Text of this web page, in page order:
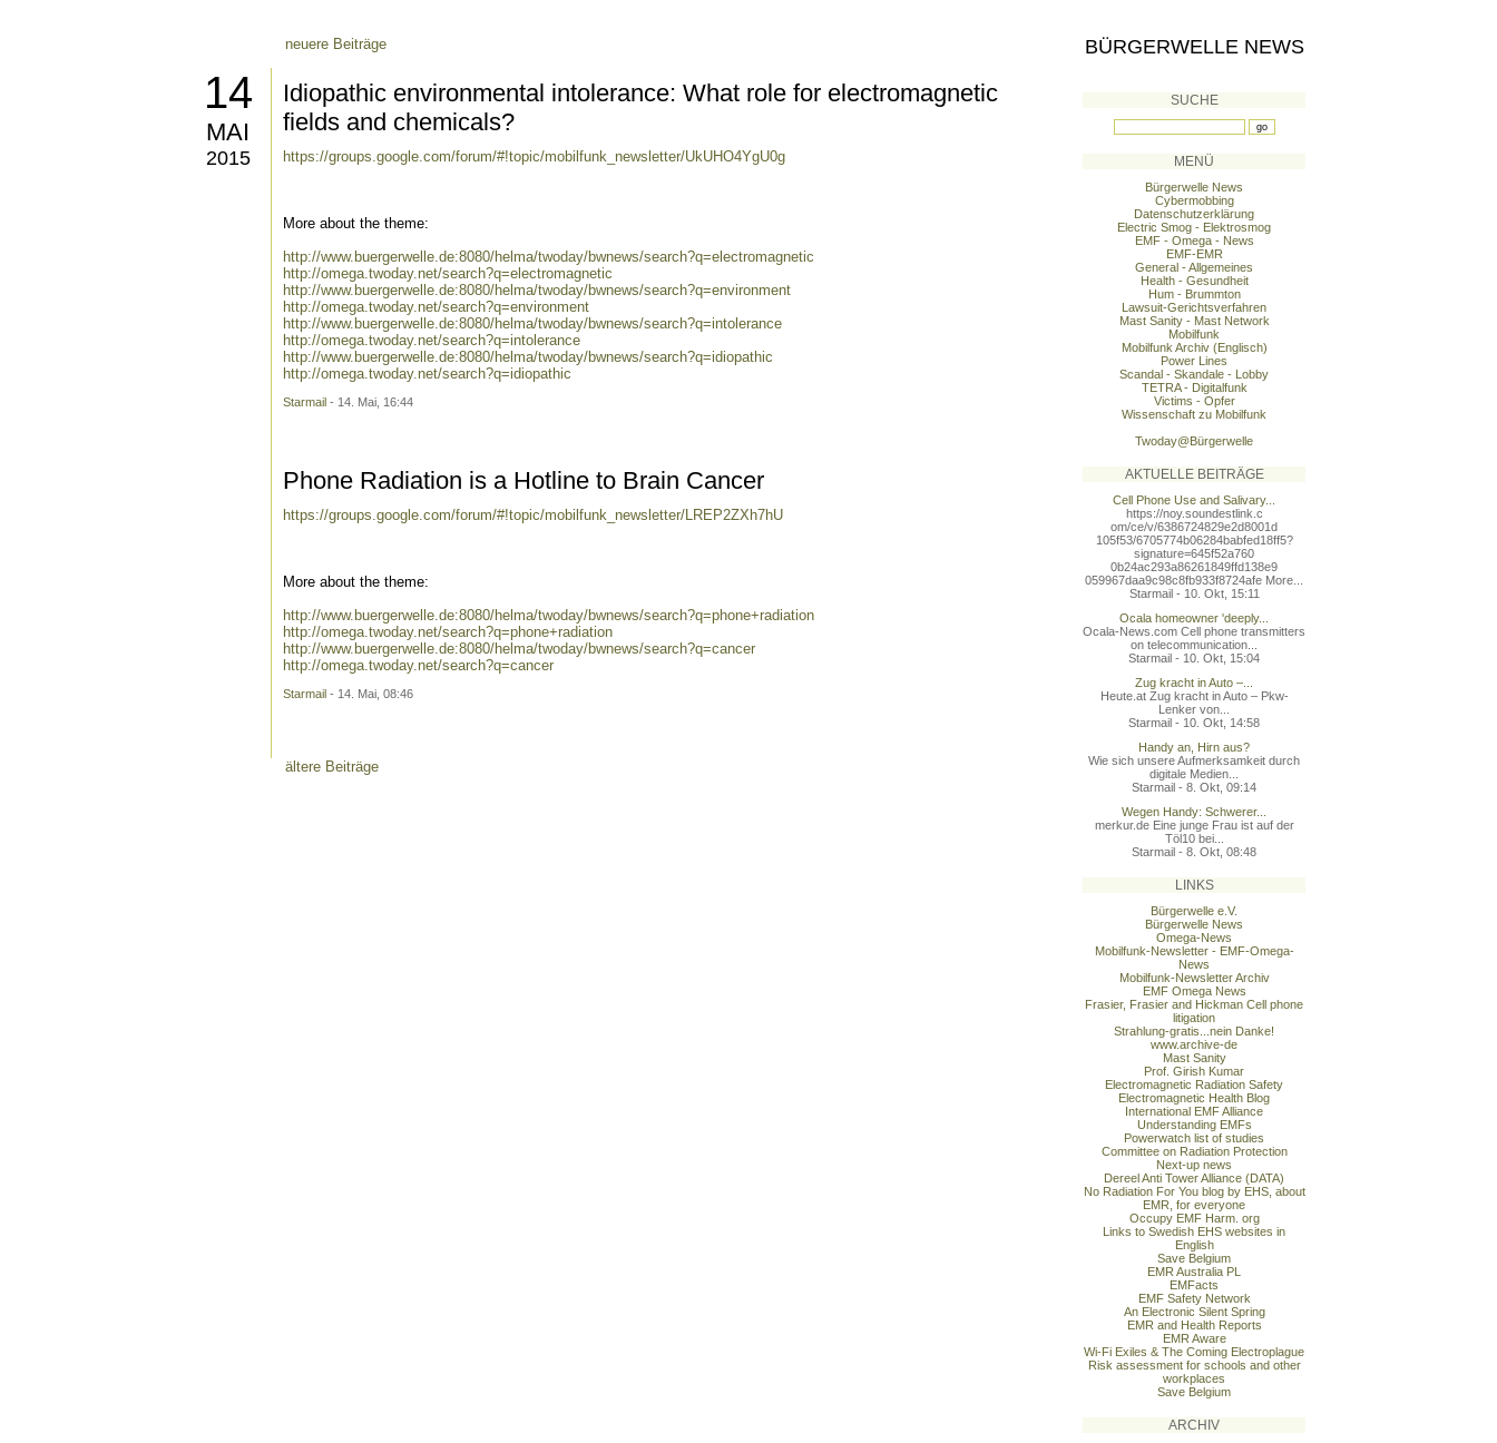
neuere Beiträge
14
MAI
2015
Idiopathic environmental intolerance: What role for electromagnetic
fields and chemicals?
https://groups.google.com/forum/#!topic/mobilfunk_newsletter/UkUHO4YgU0g
More about the theme:
http://www.buergerwelle.de:8080/helma/twoday/bwnews/search?q=electromagnetic
http://omega.twoday.net/search?q=electromagnetic
http://www.buergerwelle.de:8080/helma/twoday/bwnews/search?q=environment
http://omega.twoday.net/search?q=environment
http://www.buergerwelle.de:8080/helma/twoday/bwnews/search?q=intolerance
http://omega.twoday.net/search?q=intolerance
http://www.buergerwelle.de:8080/helma/twoday/bwnews/search?q=idiopathic
http://omega.twoday.net/search?q=idiopathic
Starmail - 14. Mai, 16:44
Phone Radiation is a Hotline to Brain Cancer
https://groups.google.com/forum/#!topic/mobilfunk_newsletter/LREP2ZXh7hU
More about the theme:
http://www.buergerwelle.de:8080/helma/twoday/bwnews/search?q=phone+radiation
http://omega.twoday.net/search?q=phone+radiation
http://www.buergerwelle.de:8080/helma/twoday/bwnews/search?q=cancer
http://omega.twoday.net/search?q=cancer
Starmail - 14. Mai, 08:46
ältere Beiträge
BÜRGERWELLE NEWS
SUCHE
MENÜ
Bürgerwelle News
Cybermobbing
Datenschutzerklärung
Electric Smog - Elektrosmog
EMF - Omega - News
EMF-EMR
General - Allgemeines
Health - Gesundheit
Hum - Brummton
Lawsuit-Gerichtsverfahren
Mast Sanity - Mast Network
Mobilfunk
Mobilfunk Archiv (Englisch)
Power Lines
Scandal - Skandale - Lobby
TETRA - Digitalfunk
Victims - Opfer
Wissenschaft zu Mobilfunk
Twoday@Bürgerwelle
AKTUELLE BEITRÄGE
Cell Phone Use and Salivary...
https://noy.soundestlink.c
om/ce/v/6386724829e2d8001d
105f53/6705774b06284babfed18ff5?
signature=645f52a760
0b24ac293a86261849ffd138e9
059967daa9c98c8fb933f8724afe More...
Starmail - 10. Okt, 15:11
Ocala homeowner 'deeply...
Ocala-News.com Cell phone transmitters
on telecommunication...
Starmail - 10. Okt, 15:04
Zug kracht in Auto –...
Heute.at Zug kracht in Auto – Pkw-
Lenker von...
Starmail - 10. Okt, 14:58
Handy an, Hirn aus?
Wie sich unsere Aufmerksamkeit durch
digitale Medien...
Starmail - 8. Okt, 09:14
Wegen Handy: Schwerer...
merkur.de Eine junge Frau ist auf der
Töl10 bei...
Starmail - 8. Okt, 08:48
LINKS
Bürgerwelle e.V.
Bürgerwelle News
Omega-News
Mobilfunk-Newsletter - EMF-Omega-
News
Mobilfunk-Newsletter Archiv
EMF Omega News
Frasier, Frasier and Hickman Cell phone
litigation
Strahlung-gratis...nein Danke!
www.archive-de
Mast Sanity
Prof. Girish Kumar
Electromagnetic Radiation Safety
Electromagnetic Health Blog
International EMF Alliance
Understanding EMFs
Powerwatch list of studies
Committee on Radiation Protection
Next-up news
Dereel Anti Tower Alliance (DATA)
No Radiation For You blog by EHS, about
EMR, for everyone
Occupy EMF Harm. org
Links to Swedish EHS websites in
English
Save Belgium
EMR Australia PL
EMFacts
EMF Safety Network
An Electronic Silent Spring
EMR and Health Reports
EMR Aware
Wi-Fi Exiles & The Coming Electroplague
Risk assessment for schools and other
workplaces
Save Belgium
ARCHIV